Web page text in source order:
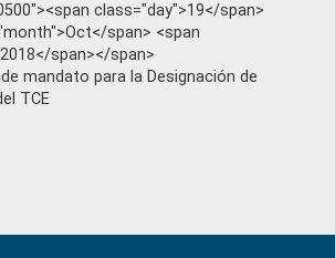
class="day">19</span>
span> <span
span></span>
mandato para la Designación de
TCE